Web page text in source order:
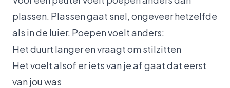
plassen. Plassen gaat snel, ongeveer hetzelfde
als in de luier. Poepen voelt anders:
Het duurt langer en vraagt om stilzitten
Het voelt alsof er iets van je af gaat dat eerst
van jou was